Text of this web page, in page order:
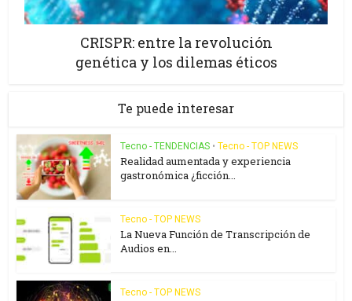
CRISPR: entre la revolución
genética y los dilemas éticos
Te puede interesar
Tecno - TENDENCIAS • Tecno - TOP NEWS
Realidad aumentada y experiencia
gastronómica ¿ficción...
Tecno - TOP NEWS
La Nueva Función de Transcripción de
Audios en...
Tecno - TOP NEWS